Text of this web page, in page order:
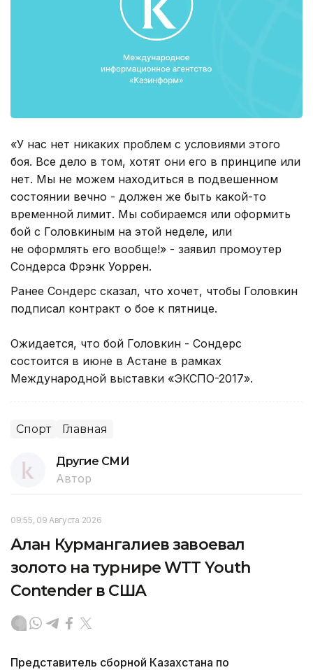
«У нас нет никаких проблем с условиями этого
боя. Все дело в том, хотят они его в принципе или
нет. Мы не можем находиться в подвешенном
состоянии вечно - должен же быть какой-то
временной лимит. Мы собираемся или оформить
бой с Головкиным на этой неделе, или
не оформлять его вообще!» - заявил промоутер
Сондерса Фрэнк Уоррен.
Ранее Сондерс сказал, что хочет, чтобы Головкин
подписал контракт о бое к пятнице.
Ожидается, что бой Головкин - Сондерс
состоится в июне в Астане в рамках
Международной выставки «ЭКСПО-2017».
Спорт Главная
Другие СМИ
Автор
09:55, 09 Августа 2026
Алан Курмангалиев завоевал
золото на турнире WTT Youth
Contender в США
Представитель сборной Казахстана по